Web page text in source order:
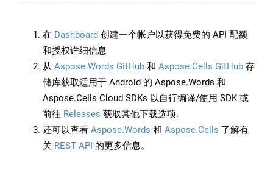
在 Dashboard 创建一个帐户以获得免费的 API 配额
和授权详细信息
从 Aspose.Words GitHub 和 Aspose.Cells GitHub 存
储库获取适用于 Android 的 Aspose.Words 和
Aspose.Cells Cloud SDKs 以自行编译/使用 SDK 或
前往 Releases 获取其他下载选项。
还可以查看 Aspose.Words 和 Aspose.Cells 了解有
关 REST API 的更多信息。